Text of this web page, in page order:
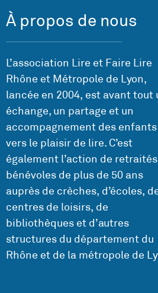
À propos de nous
L’association Lire et Faire Lire
Rhône et Métropole de Lyon,
lancée en 2004, est avant tout
échange, un partage et un
accompagnement des enfants
vers le plaisir de lire. C’est
également l’action de retraités
bénévoles de plus de 50 ans
auprès de crèches, d’écoles,
centres de loisirs, de
bibliothèques et d’autres
structures du département du
Rhône et de la métropole de